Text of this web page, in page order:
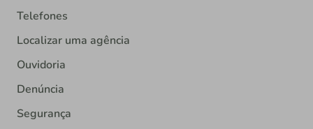
Telefones
Localizar uma agência
Ouvidoria
Denúncia
Segurança